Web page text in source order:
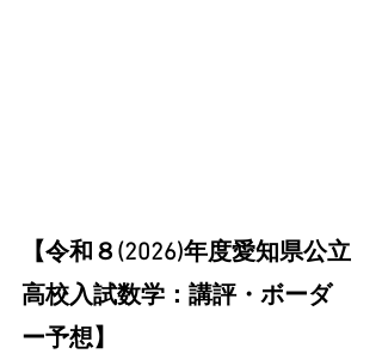
【令和８(2026)年度愛知県公立
高校入試数学：講評・ボーダ
ー予想】